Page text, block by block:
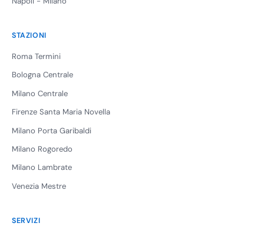
STAZIONI
Roma Termini
Bologna Centrale
Milano Centrale
Firenze Santa Maria Novella
Milano Porta Garibaldi
Milano Rogoredo
Milano Lambrate
Venezia Mestre
SERVIZI